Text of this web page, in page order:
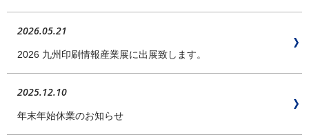
2026.05.21
2026 九州印刷情報産業展に出展致します。
2025.12.10
年末年始休業のお知らせ